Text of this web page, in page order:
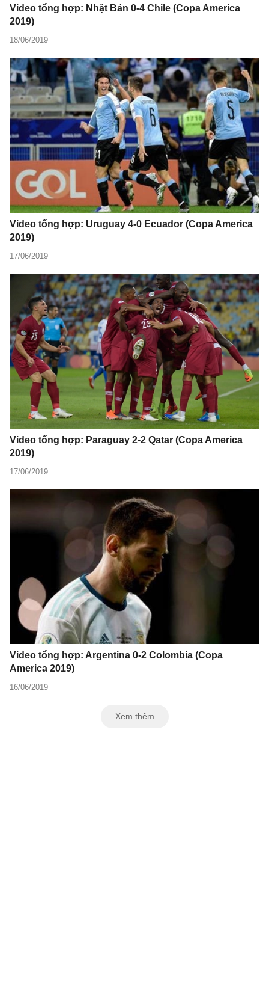
Video tổng hợp: Nhật Bản 0-4 Chile (Copa America
2019)
18/06/2019
Video tổng hợp: Uruguay 4-0 Ecuador (Copa America
2019)
17/06/2019
Video tổng hợp: Paraguay 2-2 Qatar (Copa America
2019)
17/06/2019
Video tổng hợp: Argentina 0-2 Colombia (Copa
America 2019)
16/06/2019
Xem thêm